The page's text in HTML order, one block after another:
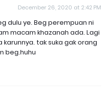
December 26, 2020 at 2:42 PM
dulu ye. Beg perempuan ni
macam khazanah ada. Lagi
tak suka gak orang
beg.huhu